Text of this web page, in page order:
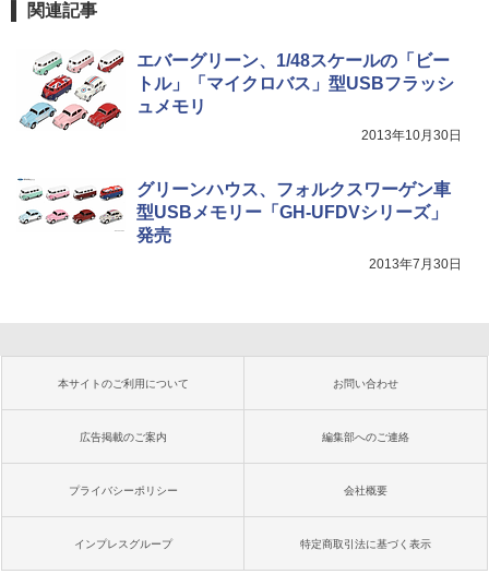
関連記事
エバーグリーン、1/48スケールの「ビー
トル」「マイクロバス」型USBフラッシ
ュメモリ
2013年10月30日
グリーンハウス、フォルクスワーゲン車
型USBメモリー「GH-UFDVシリーズ」
発売
2013年7月30日
本サイトのご利用について お問い合わせ
広告掲載のご案内 編集部へのご連絡
プライバシーポリシー 会社概要
インプレスグループ 特定商取引法に基づく表示